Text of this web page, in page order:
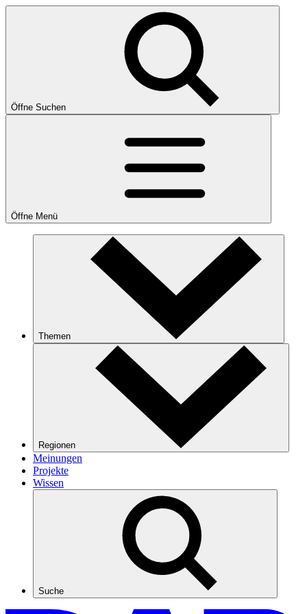
Öffne Suchen
Öffne Menü
Themen
Regionen
Meinungen
Projekte
Wissen
Suche